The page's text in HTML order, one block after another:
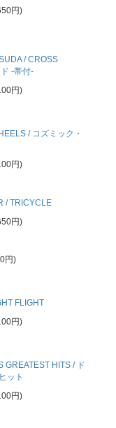
円)
/ CROSS
-帯付-
円)
/ コズミック・
円)
/ TRICYCLE
円)
円)
FLIGHT
円)
GREATEST HITS / ド
ット
円)